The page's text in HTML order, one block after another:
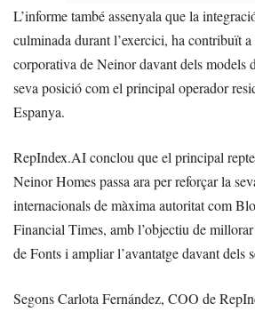
L’informe també assenyala que la
culminada durant l’exercici, ha contribuït
corporativa de Neinor davant dels models
seva posició com el principal operador
Espanya.
RepIndex.AI conclou que el principal
Neinor Homes passa ara per reforçar la
internacionals de màxima autoritat com
Financial Times, amb l’objectiu de
de Fonts i ampliar l’avantatge davant dels
Segons Carlota Fernández, COO de